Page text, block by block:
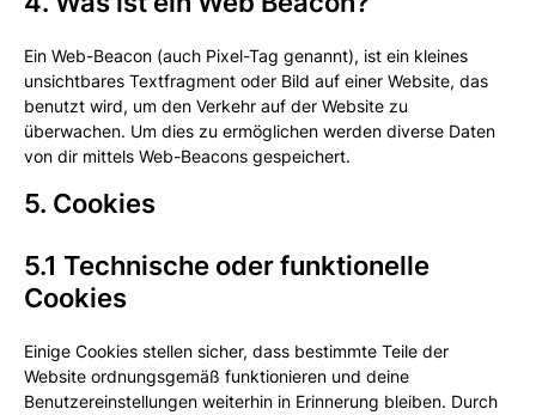
Ein Web-Beacon (auch Pixel-Tag genannt), ist ein kleines
unsichtbares Textfragment oder Bild auf einer Website, das
benutzt wird, um den Verkehr auf der Website zu
überwachen. Um dies zu ermöglichen werden diverse Daten
von dir mittels Web-Beacons gespeichert.
5. Cookies
5.1 Technische oder funktionelle
Cookies
Einige Cookies stellen sicher, dass bestimmte Teile der
Website ordnungsgemäß funktionieren und deine
Benutzereinstellungen weiterhin in Erinnerung bleiben. Durch